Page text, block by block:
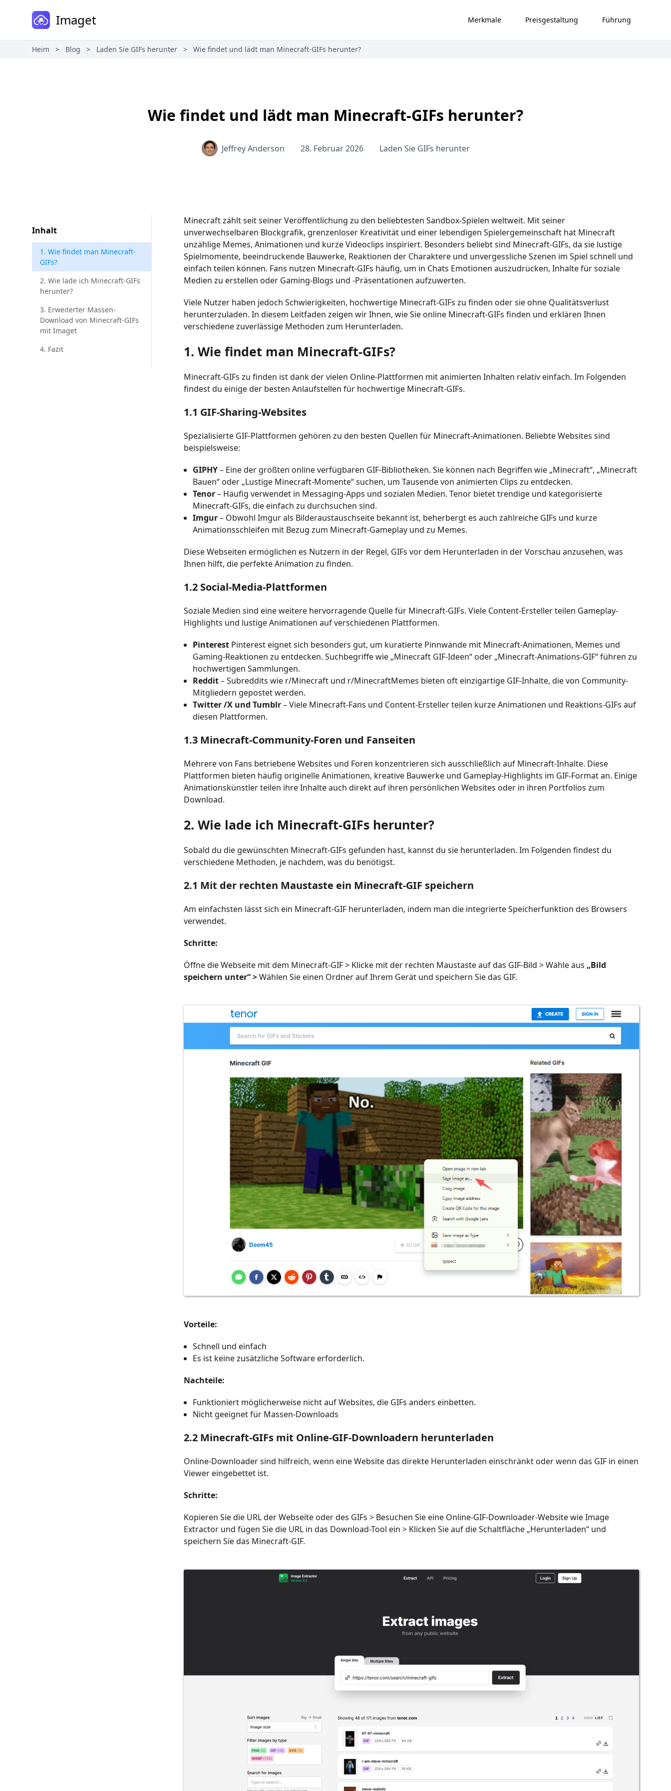
Imaget Merkmale Preisgestaltung Führung
Heim > Blog > Laden Sie GIFs herunter > Wie findet und lädt man Minecraft-GIFs herunter?
Wie findet und lädt man Minecraft-GIFs herunter?
Jeffrey Anderson 28. Februar 2026 Laden Sie GIFs herunter
Inhalt
1. Wie findet man Minecraft-
GIFs?
2. Wie lade ich Minecraft-GIFs
herunter?
3. Erweiterter Massen-
Download von Minecraft-GIFs
mit Imaget
4. Fazit
Minecraft zählt seit seiner Veröffentlichung zu den beliebtesten Sandbox-Spielen weltweit. Mit seiner
unverwechselbaren Blockgrafik, grenzenloser Kreativität und einer lebendigen Spielergemeinschaft hat Minecraft
unzählige Memes, Animationen und kurze Videoclips inspiriert. Besonders beliebt sind Minecraft-GIFs, da sie lustige
Spielmomente, beeindruckende Bauwerke, Reaktionen der Charaktere und unvergessliche Szenen im Spiel schnell und
einfach teilen können. Fans nutzen Minecraft-GIFs häufig, um in Chats Emotionen auszudrücken, Inhalte für soziale
Medien zu erstellen oder Gaming-Blogs und -Präsentationen aufzuwerten.
Viele Nutzer haben jedoch Schwierigkeiten, hochwertige Minecraft-GIFs zu finden oder sie ohne Qualitätsverlust
herunterzuladen. In diesem Leitfaden zeigen wir Ihnen, wie Sie online Minecraft-GIFs finden und erklären Ihnen
verschiedene zuverlässige Methoden zum Herunterladen.
1. Wie findet man Minecraft-GIFs?
Minecraft-GIFs zu finden ist dank der vielen Online-Plattformen mit animierten Inhalten relativ einfach. Im Folgenden
findest du einige der besten Anlaufstellen für hochwertige Minecraft-GIFs.
1.1 GIF-Sharing-Websites
Spezialisierte GIF-Plattformen gehören zu den besten Quellen für Minecraft-Animationen. Beliebte Websites sind
beispielsweise:
GIPHY– Eine der größten online verfügbaren GIF-Bibliotheken. Sie können nach Begriffen wie „Minecraft“, „Minecraft
Bauen“ oder „Lustige Minecraft-Momente“ suchen, um Tausende von animierten Clips zu entdecken.
Tenor– Häufig verwendet in Messaging-Apps und sozialen Medien. Tenor bietet trendige und kategorisierte
Minecraft-GIFs, die einfach zu durchsuchen sind.
Imgur– Obwohl Imgur als Bilderaustauschseite bekannt ist, beherbergt es auch zahlreiche GIFs und kurze
Animationsschleifen mit Bezug zum Minecraft-Gameplay und zu Memes.
Diese Webseiten ermöglichen es Nutzern in der Regel, GIFs vor dem Herunterladen in der Vorschau anzusehen, was
Ihnen hilft, die perfekte Animation zu finden.
1.2 Social-Media-Plattformen
Soziale Medien sind eine weitere hervorragende Quelle für Minecraft-GIFs. Viele Content-Ersteller teilen Gameplay-
Highlights und lustige Animationen auf verschiedenen Plattformen.
Pinterest Pinterest eignet sich besonders gut, um kuratierte Pinnwände mit Minecraft-Animationen, Memes und
Gaming-Reaktionen zu entdecken. Suchbegriffe wie „Minecraft GIF-Ideen“ oder „Minecraft-Animations-GIF“ führen zu
hochwertigen Sammlungen.
Reddit– Subreddits wie r/Minecraft und r/MinecraftMemes bieten oft einzigartige GIF-Inhalte, die von Community-
Mitgliedern gepostet werden.
Twitter /X und Tumblr– Viele Minecraft-Fans und Content-Ersteller teilen kurze Animationen und Reaktions-GIFs auf
diesen Plattformen.
1.3 Minecraft-Community-Foren und Fanseiten
Mehrere von Fans betriebene Websites und Foren konzentrieren sich ausschließlich auf Minecraft-Inhalte. Diese
Plattformen bieten häufig originelle Animationen, kreative Bauwerke und Gameplay-Highlights im GIF-Format an. Einige
Animationskünstler teilen ihre Inhalte auch direkt auf ihren persönlichen Websites oder in ihren Portfolios zum
Download.
2. Wie lade ich Minecraft-GIFs herunter?
Sobald du die gewünschten Minecraft-GIFs gefunden hast, kannst du sie herunterladen. Im Folgenden findest du
verschiedene Methoden, je nachdem, was du benötigst.
2.1 Mit der rechten Maustaste ein Minecraft-GIF speichern
Am einfachsten lässt sich ein Minecraft-GIF herunterladen, indem man die integrierte Speicherfunktion des Browsers
verwendet.
Schritte:
Öffne die Webseite mit dem Minecraft-GIF > Klicke mit der rechten Maustaste auf das GIF-Bild > Wähle aus „Bild
speichern unter“ >Wählen Sie einen Ordner auf Ihrem Gerät und speichern Sie das GIF.
Vorteile:
Schnell und einfach
Es ist keine zusätzliche Software erforderlich.
Nachteile:
Funktioniert möglicherweise nicht auf Websites, die GIFs anders einbetten.
Nicht geeignet für Massen-Downloads
2.2 Minecraft-GIFs mit Online-GIF-Downloadern herunterladen
Online-Downloader sind hilfreich, wenn eine Website das direkte Herunterladen einschränkt oder wenn das GIF in einen
Viewer eingebettet ist.
Schritte:
Kopieren Sie die URL der Webseite oder des GIFs > Besuchen Sie eine Online-GIF-Downloader-Website wie Image
Extractor und fügen Sie die URL in das Download-Tool ein > Klicken Sie auf die Schaltfläche „Herunterladen“ und
speichern Sie das Minecraft-GIF.